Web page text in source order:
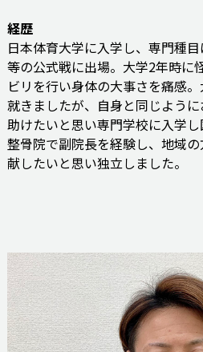
経歴
日本体育大学に入学し、専門種
等の公式戦に出場。大学2年時に
ビリを行い身体の大事さを痛感
就きましたが、自身と同じよう
助けたいと思い専門学校に入学
整骨院で副院長を経験し、地域
献したいと思い独立しました。